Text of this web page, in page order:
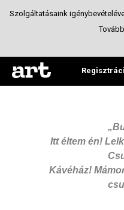
Körúti esték, 1972
Animáció
Itt éltem én!
Kávéház!
Szolgáltatásaink